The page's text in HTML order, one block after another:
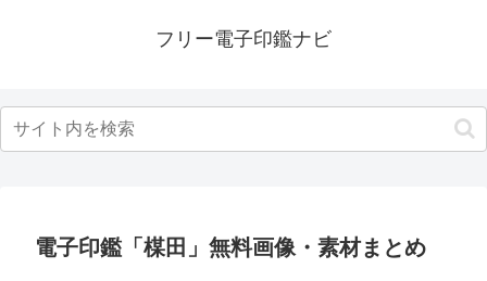
フリー電子印鑑ナビ
電子印鑑「楳田」無料画像・素材まとめ